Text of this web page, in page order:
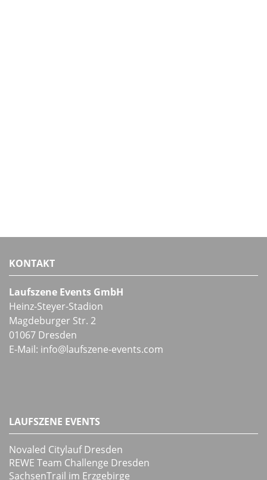
KONTAKT
Laufszene Events GmbH
Heinz-Steyer-Stadion
Magdeburger Str. 2
01067 Dresden
E-Mail: info@laufszene-events.com
LAUFSZENE EVENTS
Novaled Citylauf Dresden
REWE Team Challenge Dresden
SachsenTrail im Erzgebirge